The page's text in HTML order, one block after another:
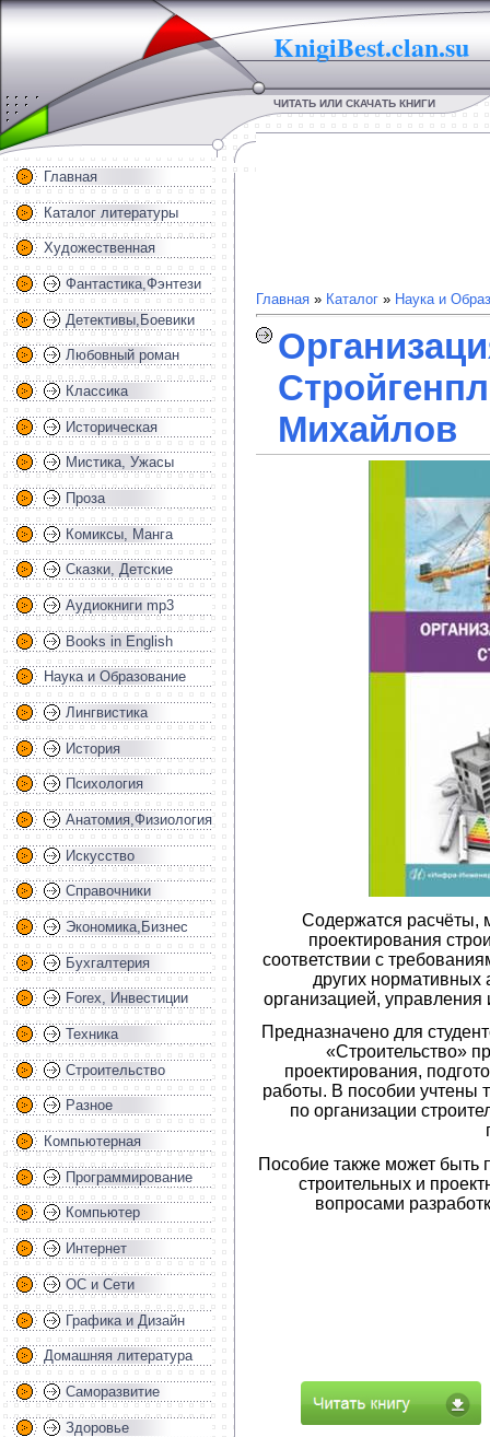
KnigiBest.clan.su
ЧИТАТЬ ИЛИ СКАЧАТЬ КНИГИ
Главная
Каталог литературы
Художественная
Фантастика,Фэнтези
Детективы,Боевики
Любовный роман
Классика
Историческая
Мистика, Ужасы
Проза
Комиксы, Манга
Сказки, Детские
Аудиокниги mp3
Books in English
Наука и Образование
Лингвистика
История
Психология
Анатомия,Физиология
Искусство
Справочники
Экономика,Бизнес
Бухгалтерия
Forex, Инвестиции
Техника
Строительство
Разное
Компьютерная
Программирование
Компьютер
Интернет
ОС и Сети
Графика и Дизайн
Домашняя литература
Саморазвитие
Здоровье
Главная » Каталог » Наука и
Михайлов
Содержатся расчёты,
проектирования
соответствии с
других нормативных
организацией, управления
Предназначено для
«Строительство»
проектирования,
работы. В пособии учтены
по организации
Пособие также может быть
строительных и
вопросами